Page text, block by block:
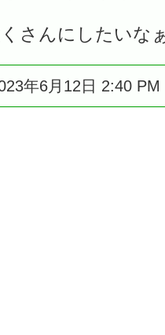
さんにしたいな
年6月12日 2:40